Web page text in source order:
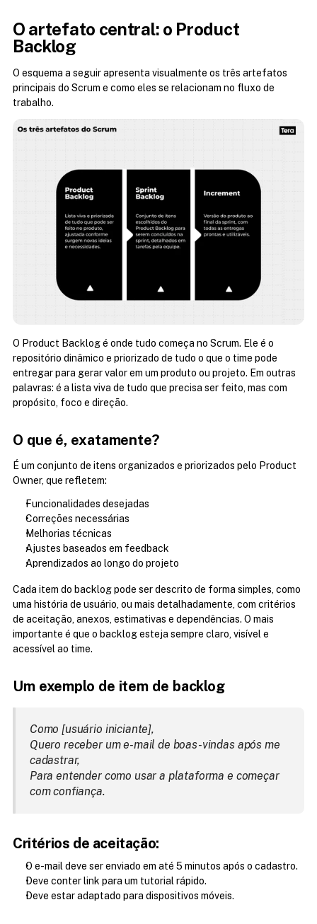
O artefato central: o Product
Backlog
O esquema a seguir apresenta visualmente os três artefatos
principais do Scrum e como eles se relacionam no fluxo de
trabalho.
O Product Backlog é onde tudo começa no Scrum. Ele é o
repositório dinâmico e priorizado de tudo o que o time pode
entregar para gerar valor em um produto ou projeto. Em outras
palavras: é a lista viva de tudo que precisa ser feito, mas com
propósito, foco e direção.
O que é, exatamente?
É um conjunto de itens organizados e priorizados pelo Product
Owner, que refletem:
Funcionalidades desejadas
Correções necessárias
Melhorias técnicas
Ajustes baseados em feedback
Aprendizados ao longo do projeto
Cada item do backlog pode ser descrito de forma simples, como
uma história de usuário, ou mais detalhadamente, com critérios
de aceitação, anexos, estimativas e dependências. O mais
importante é que o backlog esteja sempre claro, visível e
acessível ao time.
Um exemplo de item de backlog
Como [usuário iniciante],
Quero receber um e-mail de boas-vindas após me
cadastrar,
Para entender como usar a plataforma e começar
com confiança.
Critérios de aceitação:
O e-mail deve ser enviado em até 5 minutos após o cadastro.
Deve conter link para um tutorial rápido.
Deve estar adaptado para dispositivos móveis.